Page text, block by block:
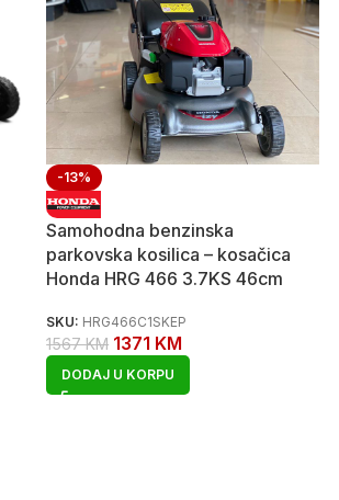
-13%
Samohodna benzinska
parkovska kosilica – kosačica
Honda HRG 466 3.7KS 46cm
SKU: HRG466C1SKEP
1567KM 1371 KM
DODAJ U KORPU